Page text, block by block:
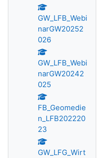
GW_LFB_Webi
narGW20252
026
GW_LFB_Webi
narGW20242
025
FB_Geomedie
n_LFB202220
23
GW_LFG_Wirt